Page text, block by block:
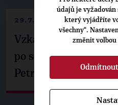
29.7.2026
Vzkaz Matěje
po setkání s
Petrem Pavlem
údajů je vyžadován
který vyjádříte
všechny“.
změnit volbou